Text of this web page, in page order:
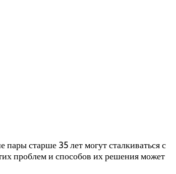
старше 35 лет могут сталкиваться с
проблем и способов их решения может